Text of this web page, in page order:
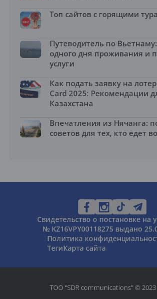
Топ сайтов с горящими
Путеводитель по
одного дня проживания и
услуги
Как подать заявку на
Card 2025: Рекомендации
Казахстана
Впечатления из Нячанга:
советов для тех, кто едет
Свидетельство о постановке на
№ KZ16VPY00118275 выдано
Политика
ТегиКарта сайта
ТОО "SDR communications" © 2023